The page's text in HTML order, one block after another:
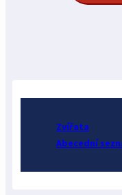
Zvířata
Abecední